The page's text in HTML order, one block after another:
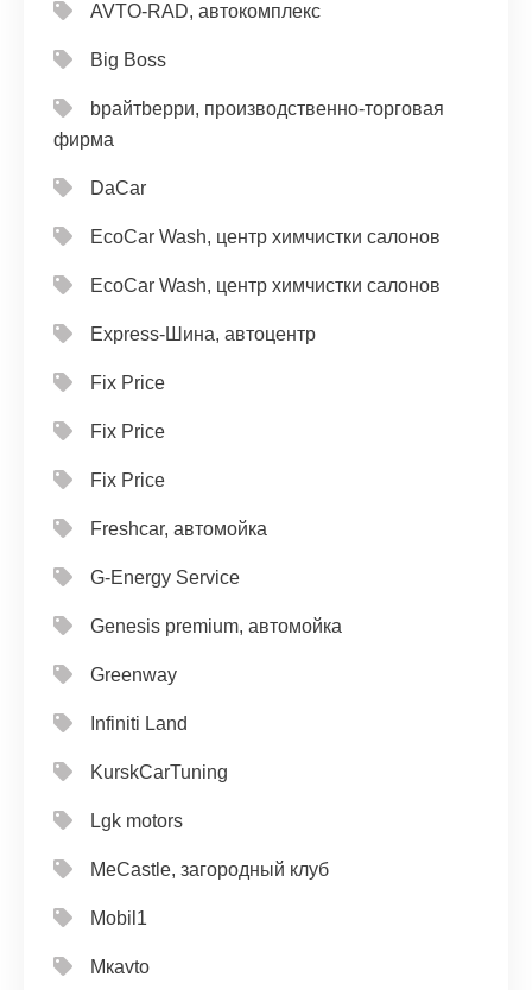
AVTO-RAD, автокомплекс
Big Boss
bрайтbерри, производственно-торговая
фирма
DaCar
EcoCar Wash, центр химчистки салонов
EcoCar Wash, центр химчистки салонов
Express-Шина, автоцентр
Fix Price
Fix Price
Fix Price
Freshcar, автомойка
G-Energy Service
Genesis premium, автомойка
Greenway
Infiniti Land
KurskCarTuning
Lgk motors
MeCastle, загородный клуб
Mobil1
Mкavto